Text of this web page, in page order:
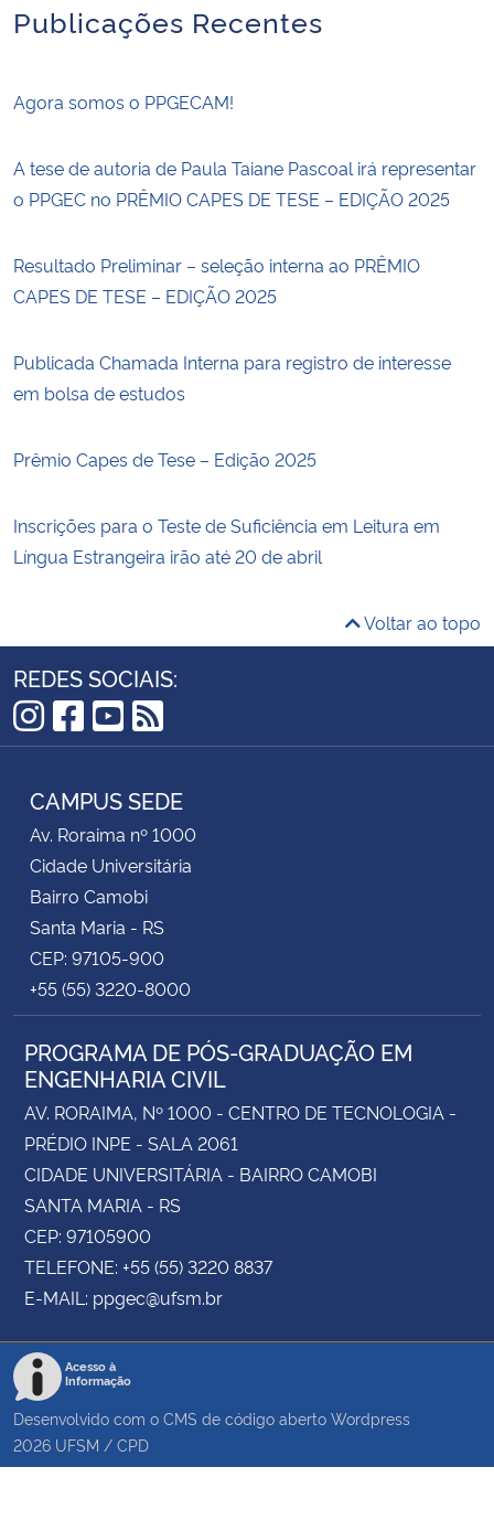
Publicações Recentes
Agora somos o PPGECAM!
A tese de autoria de Paula Taiane Pascoal irá representar
o PPGEC no PRÊMIO CAPES DE TESE – EDIÇÃO 2025
Resultado Preliminar – seleção interna ao PRÊMIO
CAPES DE TESE – EDIÇÃO 2025
Publicada Chamada Interna para registro de interesse
em bolsa de estudos
Prêmio Capes de Tese – Edição 2025
Inscrições para o Teste de Suficiência em Leitura em
Língua Estrangeira irão até 20 de abril
Voltar ao topo
REDES SOCIAIS:
Instagram
Facebook
YouTube
RSS
CAMPUS SEDE
Av. Roraima nº 1000
Cidade Universitária
Bairro Camobi
Santa Maria - RS
CEP: 97105-900
+55 (55) 3220-8000
PROGRAMA DE PÓS-GRADUAÇÃO EM
ENGENHARIA CIVIL
AV. RORAIMA, Nº 1000 - CENTRO DE TECNOLOGIA -
PRÉDIO INPE - SALA 2061
CIDADE UNIVERSITÁRIA - BAIRRO CAMOBI
SANTA MARIA - RS
CEP: 97105900
TELEFONE: +55 (55) 3220 8837
E-MAIL: ppgec@ufsm.br
Acesso à
Informação
Desenvolvido com o CMS de código aberto Wordpress
2026 UFSM / CPD